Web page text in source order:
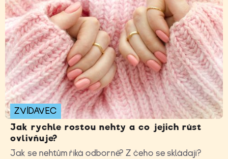
ZVÍDAVEC
Jak rychle rostou nehty a co jejich růst
ovlivňuje?
Jak se nehtům říká odborně? Z čeho se skládají?